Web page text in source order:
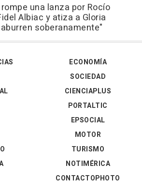
una lanza por Rocío
Albiac y atiza a Gloria
soberanamente"
ECONOMÍA
SOCIEDAD
CIENCIAPLUS
PORTALTIC
EPSOCIAL
MOTOR
TURISMO
NOTIMÉRICA
CONTACTOPHOTO